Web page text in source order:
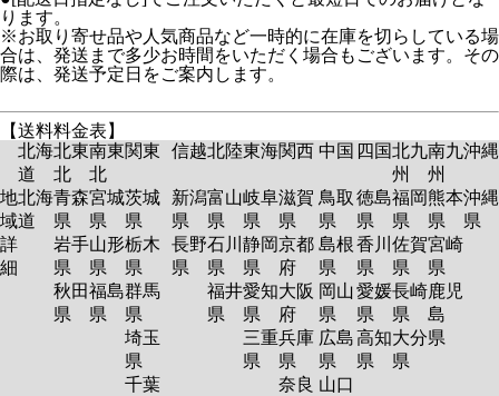
ります。
※お取り寄せ品や人気商品など一時的に在庫を切らしている場
合は、発送まで多少お時間をいただく場合もございます。その
際は、発送予定日をご案内します。
【送料料金表】
北海
道
北東
北
南東
北
関東 信越北陸東海関西 中国 四国北九
州
南九
州
沖縄
地
域
詳
細
北海
道
青森
県
岩手
県
秋田
県
宮城
県
山形
県
福島
県
茨城
県
栃木
県
群馬
県
埼玉
県
千葉
新潟
県
長野
県
富山
県
石川
県
福井
県
岐阜
県
静岡
県
愛知
県
三重
県
滋賀
県
京都
府
大阪
府
兵庫
県
奈良
鳥取
県
島根
県
岡山
県
広島
県
山口
徳島
県
香川
県
愛媛
県
高知
県
福岡
県
佐賀
県
長崎
県
大分
県
熊本
県
宮崎
県
鹿児
島
県
沖縄
県